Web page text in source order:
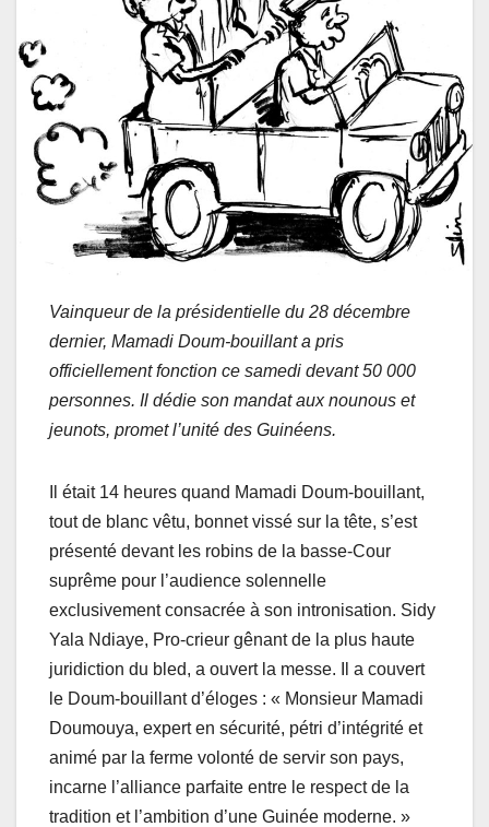
Vainqueur de la présidentielle du 28 décembre
dernier, Mamadi Doum-bouillant a pris
officiellement fonction ce samedi devant 50 000
personnes. Il dédie son mandat aux nounous et
jeunots, promet l’unité des Guinéens.
Il était 14 heures quand Mamadi Doum-bouillant,
tout de blanc vêtu, bonnet vissé sur la tête, s’est
présenté devant les robins de la basse-Cour
suprême pour l’audience solennelle
exclusivement consacrée à son intronisation. Sidy
Yala Ndiaye, Pro-crieur gênant de la plus haute
juridiction du bled, a ouvert la messe. Il a couvert
le Doum-bouillant d’éloges : « Monsieur Mamadi
Doumouya, expert en sécurité, pétri d’intégrité et
animé par la ferme volonté de servir son pays,
incarne l’alliance parfaite entre le respect de la
tradition et l’ambition d’une Guinée moderne. »